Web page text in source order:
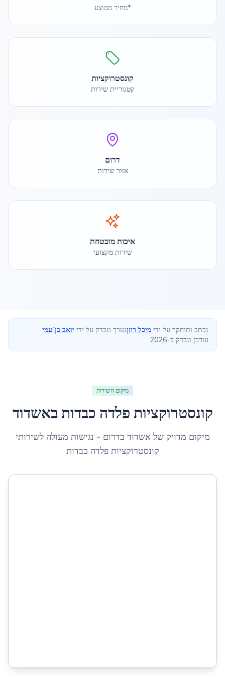
*מחיר ממוצע
קונסטרוקציות
קטגוריית שירות
דרום
אזור שירות
איכות מובטחת
שירות מקצועי
נכתב ותוחקר על ידי מיכל רוזןנערך ונבדק על ידי יואב בן־עמי
עודכן ונבדק ב-2026
מיקום השירות
קונסטרוקציות פלדה כבדות באשדוד
מיקום מדויק של אשדוד בדרום - נגישות מעולה לשירותי
קונסטרוקציות פלדה כבדות